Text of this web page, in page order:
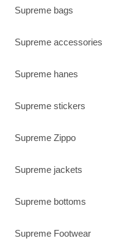
Supreme bags
Supreme accessories
Supreme hanes
Supreme stickers
Supreme Zippo
Supreme jackets
Supreme bottoms
Supreme Footwear